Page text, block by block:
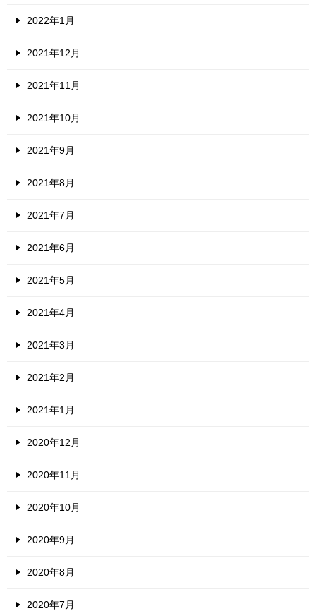
2022年1月
2021年12月
2021年11月
2021年10月
2021年9月
2021年8月
2021年7月
2021年6月
2021年5月
2021年4月
2021年3月
2021年2月
2021年1月
2020年12月
2020年11月
2020年10月
2020年9月
2020年8月
2020年7月